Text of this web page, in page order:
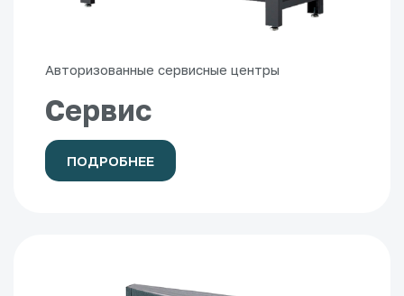
Авторизованные сервисные центры
Сервис
ПОДРОБНЕЕ